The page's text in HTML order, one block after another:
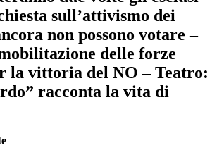
sull’attivismo dei
non possono votare –
delle forze
la vittoria del NO – Teatro:
racconta la vita di